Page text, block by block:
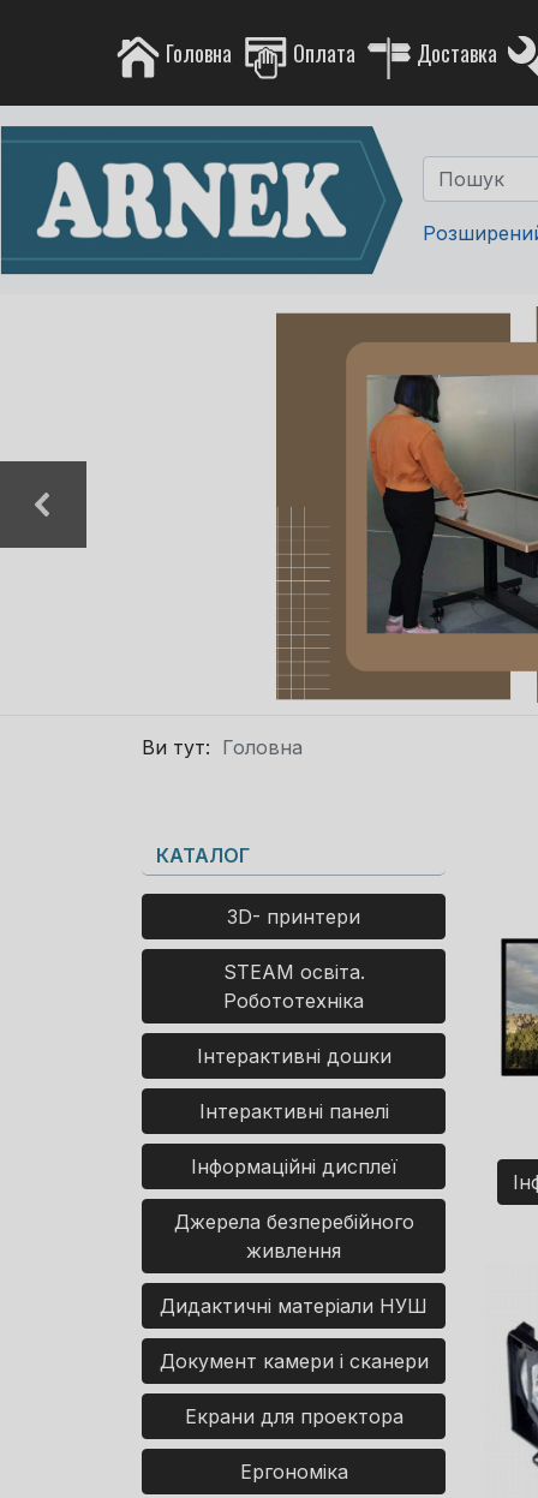
Головна Оплата Доставка
Ви тут: Головна
КАТАЛОГ
3D- принтери
STEAM освіта.
Робототехніка
Інтерактивні дошки
Інтерактивні панелі
Інформаційні дисплеї
Джерела безперебійного
живлення
Дидактичні матеріали НУШ
Документ камери і сканери
Екрани для проектора
Ергономіка